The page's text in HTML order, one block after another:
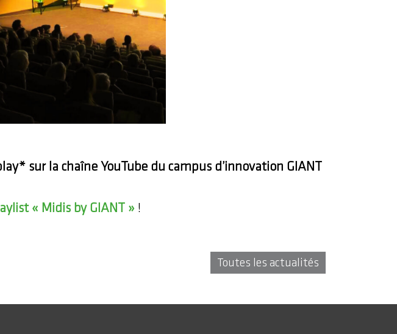
sur la chaîne YouTube du campus d’innovation GIANT
« Midis by GIANT » !
Toutes les actualités